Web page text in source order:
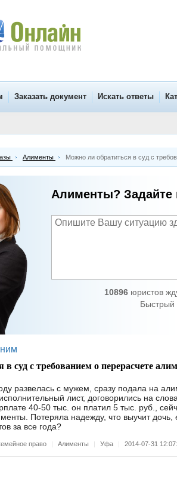
Заказать документ Искать ответы
Алименты Можно ли обратиться в суд с
Алименты? Задайте
10896юристов
Быстрый
суд с требованием о перерасчете
развелась с мужем, сразу подала на
лист, договорились на
40-50 тыс. он платил 5 тыс. руб.,
Потеряла надежду, что выучит
за все года?
право | Алименты | Уфа | 2014-07-31